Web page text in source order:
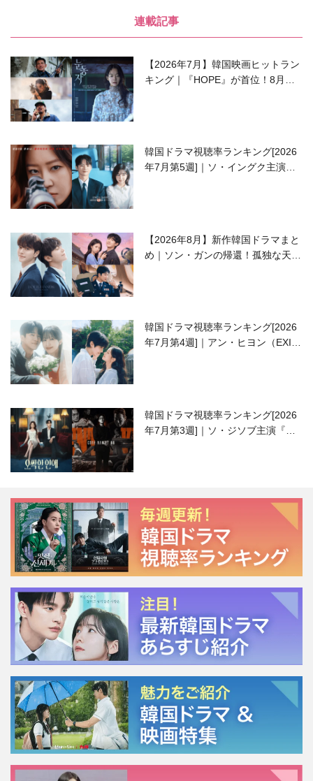
連載記事
【2026年7月】韓国映画ヒットラン
キング｜『HOPE』が首位！8月公
韓国ドラマ視聴率ランキング[2026
年7月第5週]｜ソ・イングク主演の
【2026年8月】新作韓国ドラマまと
め｜ソン・ガンの帰還！孤独な天才
韓国ドラマ視聴率ランキング[2026
年7月第4週]｜アン・ヒヨン（EXID
韓国ドラマ視聴率ランキング[2026
年7月第3週]｜ソ・ジソブ主演『エ